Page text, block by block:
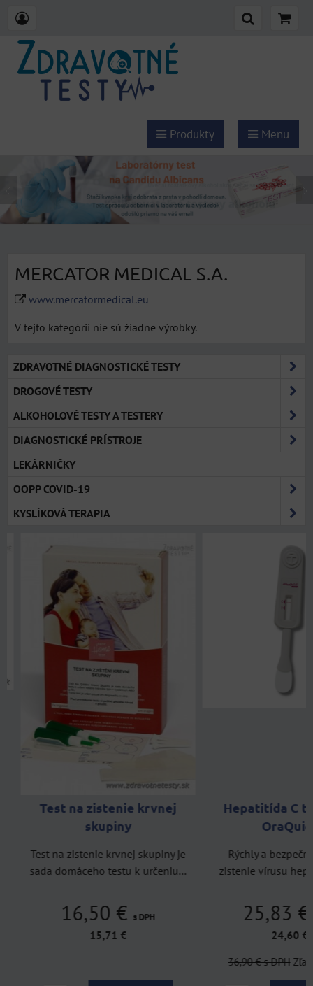
Produkty Menu
MERCATOR MEDICAL S.A.
www.mercatormedical.eu
V tejto kategórii nie sú žiadne výrobky.
ZDRAVOTNÉ DIAGNOSTICKÉ TESTY
DROGOVÉ TESTY
ALKOHOLOVÉ TESTY A TESTERY
DIAGNOSTICKÉ PRÍSTROJE
LEKÁRNIČKY
OOPP COVID-19
KYSLÍKOVÁ TERAPIA
Test na zistenie krvnej
skupiny
Test na zistenie krvnej skupiny je
sada domáceho testu k určeniu...
16,50 €s DPH
15,71 €
Hepatitída C
OraQuick
Rýchly a bezpečný
zistenie vírusu
25,83 €s
24,60 €
36,90 €s DPH Zľava